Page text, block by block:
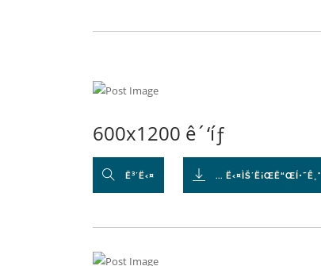
600x1200 ê´‘íƒ
Ë³´Ë‹¤ ... Ë‹¤ÌŠ´Ë¡ŒË“ŒÍ•˜Ê¸°